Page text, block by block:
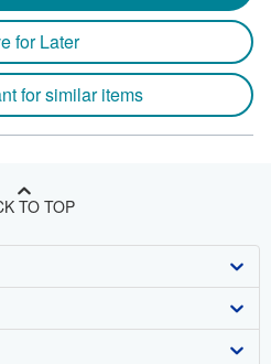
for Later
for similar items
TO TOP